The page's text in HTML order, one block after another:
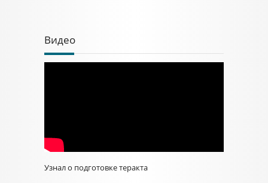
Видео
Узнал о подготовке теракта